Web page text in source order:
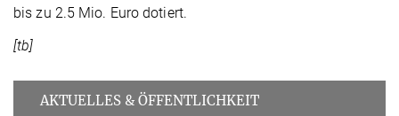
bis zu 2.5 Mio. Euro dotiert.
[tb]
AKTUELLES & ÖFFENTLICHKEIT